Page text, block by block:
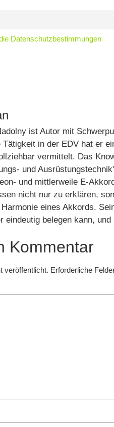
Datenschutzbestimmungen
ist Autor mit
Tätigkeit in der EDV hat er
vermittelt. Das
und
und mittlerweile
nicht nur zu erklären,
eines Akkords.
eindeutig belegen kann,
Kommentar
veröffentlicht. Erforderliche